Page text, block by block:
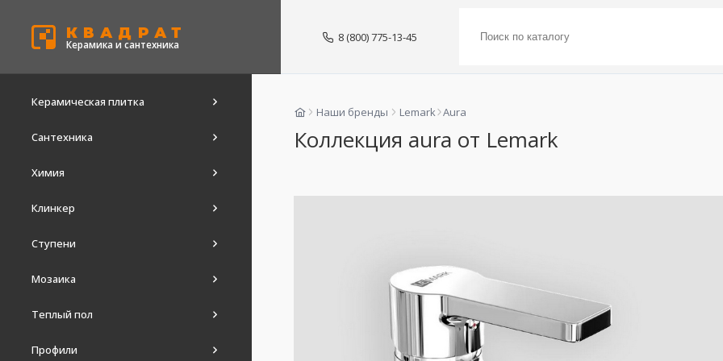
КВАДРАТ
Керамика и сантехника
8 (800) 775-13-45
Керамическая плитка
Сантехника
Химия
Клинкер
Ступени
Мозаика
Теплый пол
Профили
Наши бренды Lemark Aura
Коллекция aura от Lemark